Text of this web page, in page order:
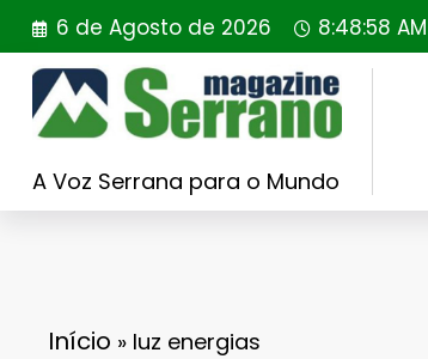
Saltar
para
conteúdo
6 de Agosto de 2026 8:48:59 AM
A Voz Serrana para o Mundo
Início » luz energias